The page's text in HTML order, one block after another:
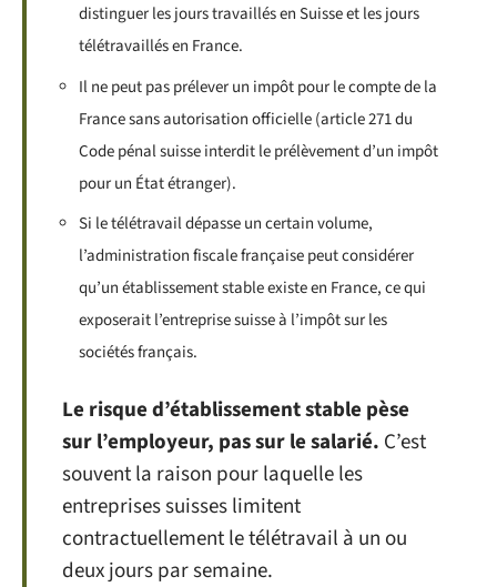
distinguer les jours travaillés en Suisse et les jours
télétravaillés en France.
Il ne peut pas prélever un impôt pour le compte de la
France sans autorisation officielle (article 271 du
Code pénal suisse interdit le prélèvement d’un impôt
pour un État étranger).
Si le télétravail dépasse un certain volume,
l’administration fiscale française peut considérer
qu’un établissement stable existe en France, ce qui
exposerait l’entreprise suisse à l’impôt sur les
sociétés français.
Le risque d’établissement stable pèse
sur l’employeur, pas sur le salarié. C’est
souvent la raison pour laquelle les
entreprises suisses limitent
contractuellement le télétravail à un ou
deux jours par semaine.